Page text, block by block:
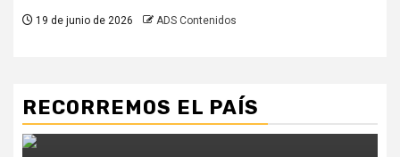
19 de junio de 2026 ADS Contenidos
RECORREMOS EL PAÍS